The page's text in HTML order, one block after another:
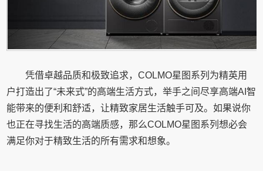
凭借卓越品质和极致追求，COLMO星图系列为精英用
户打造出了“未来式”的高端生活方式，举手之间尽享高端AI智
能带来的便利和舒适，让精致家居生活触手可及。如果说你
也正在寻找生活的高端质感，那么COLMO星图系列想必会
满足你对于精致生活的所有需求和想象。